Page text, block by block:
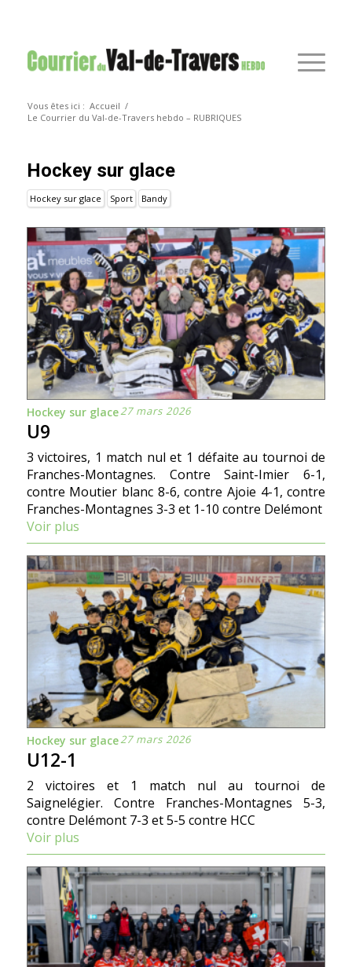
Vous êtes ici : Accueil /
Le Courrier du Val-de-Travers hebdo – RUBRIQUES
hockey sur glace
Hockey sur glace Sport Bandy
Hockey sur glace27 mars 2026
U9
3 victoires, 1 match nul et 1 défaite au tournoi de
Franches-Montagnes. Contre Saint-Imier 6-1,
contre Moutier blanc 8-6, contre Ajoie 4-1, contre
Franches-Montagnes 3-3 et 1-10 contre Delémont
Voir plus
Hockey sur glace27 mars 2026
U12-1
2 victoires et 1 match nul au tournoi de
Saignelégier. Contre Franches-Montagnes 5-3,
contre Delémont 7-3 et 5-5 contre HCC
Voir plus